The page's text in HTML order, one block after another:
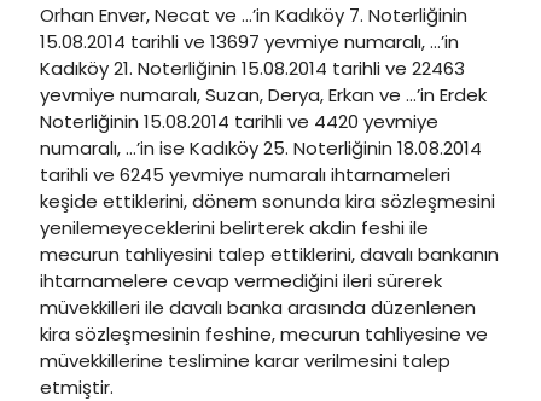
Orhan Enver, Necat ve …’in Kadıköy 7. Noterliğinin
15.08.2014 tarihli ve 13697 yevmiye numaralı, …’in
Kadıköy 21. Noterliğinin 15.08.2014 tarihli ve 22463
yevmiye numaralı, Suzan, Derya, Erkan ve …’in Erdek
Noterliğinin 15.08.2014 tarihli ve 4420 yevmiye
numaralı, …’in ise Kadıköy 25. Noterliğinin 18.08.2014
tarihli ve 6245 yevmiye numaralı ihtarnameleri
keşide ettiklerini, dönem sonunda kira sözleşmesini
yenilemeyeceklerini belirterek akdin feshi ile
mecurun tahliyesini talep ettiklerini, davalı bankanın
ihtarnamelere cevap vermediğini ileri sürerek
müvekkilleri ile davalı banka arasında düzenlenen
kira sözleşmesinin feshine, mecurun tahliyesine ve
müvekkillerine teslimine karar verilmesini talep
etmiştir.